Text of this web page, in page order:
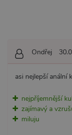
Ondřej
asi nejlepší anální
nejpříjemnější
zajímavý a
miluju